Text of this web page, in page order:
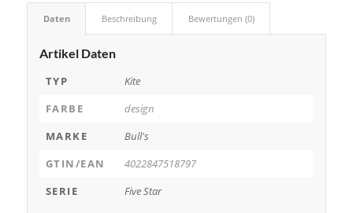
Daten Beschreibung Bewertungen (0)
Artikel Daten
TYP
Kite
FARBE
design
MARKE
Bull's
GTIN/EAN
4022847518797
SERIE
Five Star